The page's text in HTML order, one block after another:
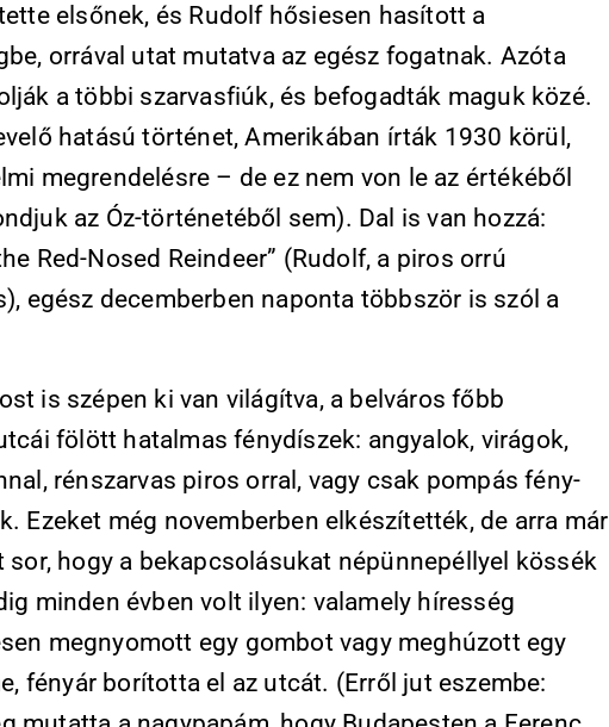
elsőnek, és Rudolf hősiesen hasított a
orrával utat mutatva az egész fogatnak. Azóta
a többi szarvasfiúk, és befogadták maguk közé.
hatású történet, Amerikában írták 1930 körül,
megrendelésre – de ez nem von le az értékéből
az Óz-történetéből sem). Dal is van hozzá:
Red-Nosed Reindeer” (Rudolf, a piros orrú
egész decemberben naponta többször is szól a
is szépen ki van világítva, a belváros főbb
fölött hatalmas fénydíszek: angyalok, virágok,
rénszarvas piros orral, vagy csak pompás fény-
Ezeket még novemberben elkészítették, de arra már
sor, hogy a bekapcsolásukat népünnepéllyel kössék
minden évben volt ilyen: valamely híresség
megnyomott egy gombot vagy meghúzott egy
fényár borította el az utcát. (Erről jut eszembe: